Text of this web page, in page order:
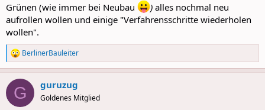
Grünen (wie immer bei Neubau
) alles nochmal neu
aufrollen wollen und einige "Verfahrensschritte wiederholen
wollen".
R
e
a
c
i
BerlinerBauleiter
G guruzug
Goldenes Mitglied